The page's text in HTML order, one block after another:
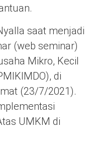
saat menjadi
(web seminar)
Mikro, Kecil
di
(23/7/2021).
UMKM di